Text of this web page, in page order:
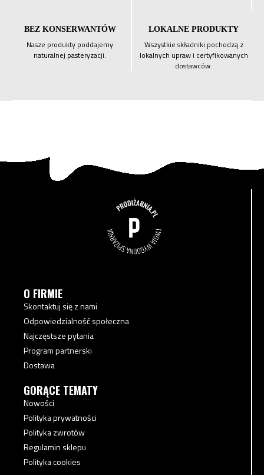
BEZ KONSERWANTÓW
Nasze produkty poddajemy
naturalnej pasteryzacji.
LOKALNE PRODUKTY
Wszystkie składniki pochodzą z
lokalnych upraw i certyfikowanych
dostawców.
O FIRMIE
Skontaktuj się z nami
Odpowiedzialność społeczna
Najczęstsze pytania
Program partnerski
Dostawa
GORĄCE TEMATY
Nowości
Polityka prywatności
Polityka zwrotów
Regulamin sklepu
Polityka cookies